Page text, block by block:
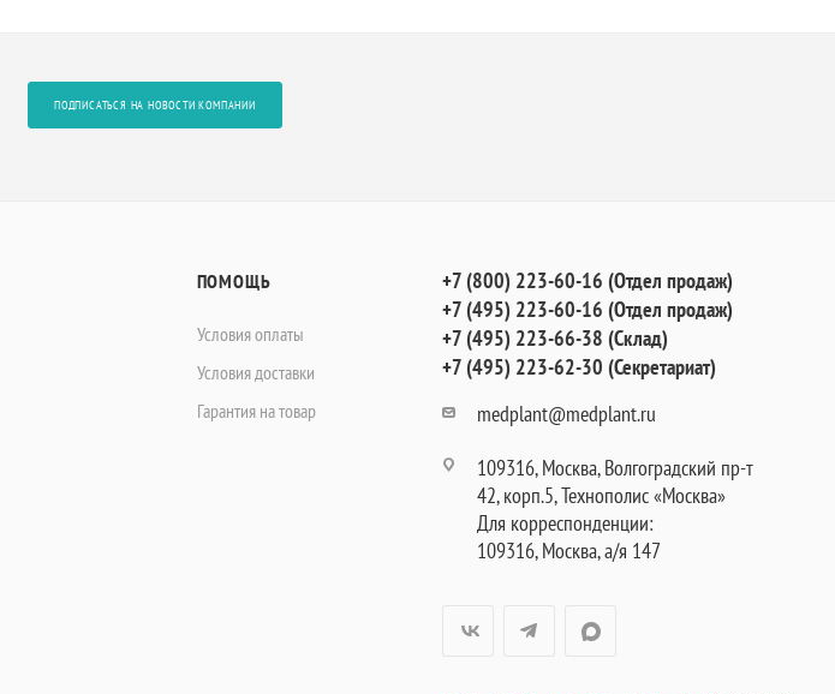
ПОДПИСАТЬСЯ НА НОВОСТИ КОМПАНИИ
ПОМОЩЬ
Условия оплаты
Условия доставки
Гарантия на товар
+7 (800) 223-60-16 (Отдел продаж)
+7 (495) 223-60-16 (Отдел продаж)
+7 (495) 223-66-38 (Склад)
+7 (495) 223-62-30 (Секретариат)
medplant@medplant.ru
109316, Москва, Волгоградский пр-т
42, корп.5, Технополис «Москва»
Для корреспонденции:
109316, Москва, а/я 147